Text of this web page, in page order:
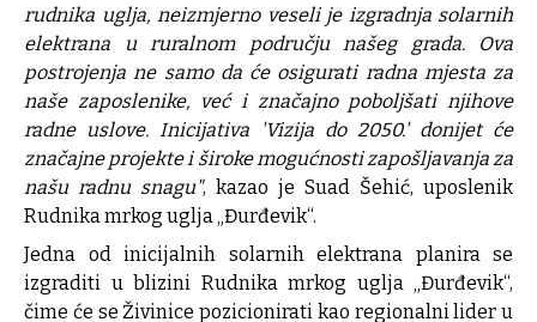
rudnika uglja, neizmjerno veseli je izgradnja solarnih
elektrana u ruralnom području našeg grada. Ova
postrojenja ne samo da će osigurati radna mjesta za
naše zaposlenike, već i značajno poboljšati njihove
radne uslove. Inicijativa 'Vizija do 2050.' donijet će
značajne projekte i široke mogućnosti zapošljavanja za
našu radnu snagu", kazao je Suad Šehić, uposlenik
Rudnika mrkog uglja „Đurđevik“.
Jedna od inicijalnih solarnih elektrana planira se
izgraditi u blizini Rudnika mrkog uglja „Đurđevik“,
čime će se Živinice pozicionirati kao regionalni lider u